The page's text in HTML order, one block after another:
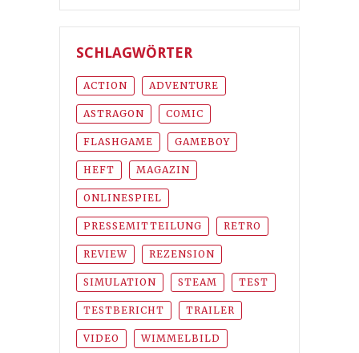
SCHLAGWÖRTER
ACTION ADVENTURE
ASTRAGON COMIC
FLASHGAME GAMEBOY
HEFT MAGAZIN
ONLINESPIEL
PRESSEMITTEILUNG RETRO
REVIEW REZENSION
SIMULATION STEAM TEST
TESTBERICHT TRAILER
VIDEO WIMMELBILD